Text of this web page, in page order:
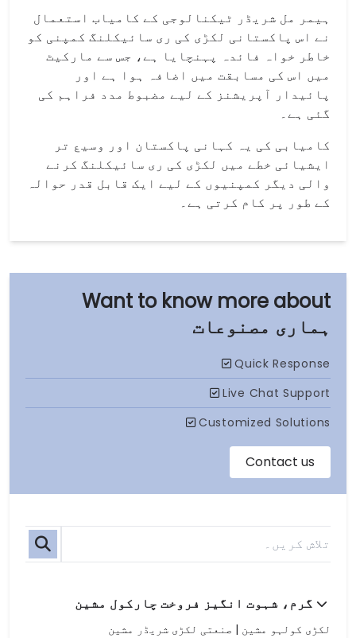
ہماری مصنوعات
گرم، شہوت انگیز فروخت چارکول مشین
لکڑی کولہو مشین | صنعتی لکڑی شریڈر مشین
ہیمر مل شریڈر ٹیکنالوجی کے کامیاب استعمال
نے اس پاکستانی لکڑی کی ری سائیکلنگ کمپنی کو
خاطر خواہ فائدہ پہنچایا ہے، جس سے مارکیٹ
میں اس کی مسابقت میں اضافہ ہوا ہے اور
پائیدار آپریشنز کے لیے مضبوط مدد فراہم کی
گئی ہے۔
کامیابی کی یہ کہانی پاکستان اور وسیع تر
ایشیائی خطے میں لکڑی کی ری سائیکلنگ کرنے
والی دیگر کمپنیوں کے لیے ایک قابل قدر حوالہ
کے طور پر کام کرتی ہے۔